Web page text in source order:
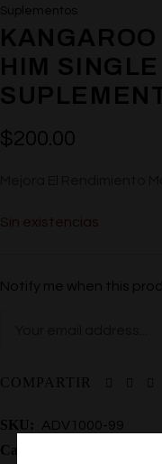
Suplementos
HIM
$200.00
Sin existencias
Notify me when this
COMPARTIR
SKU: ADV1000-99
Categoría: